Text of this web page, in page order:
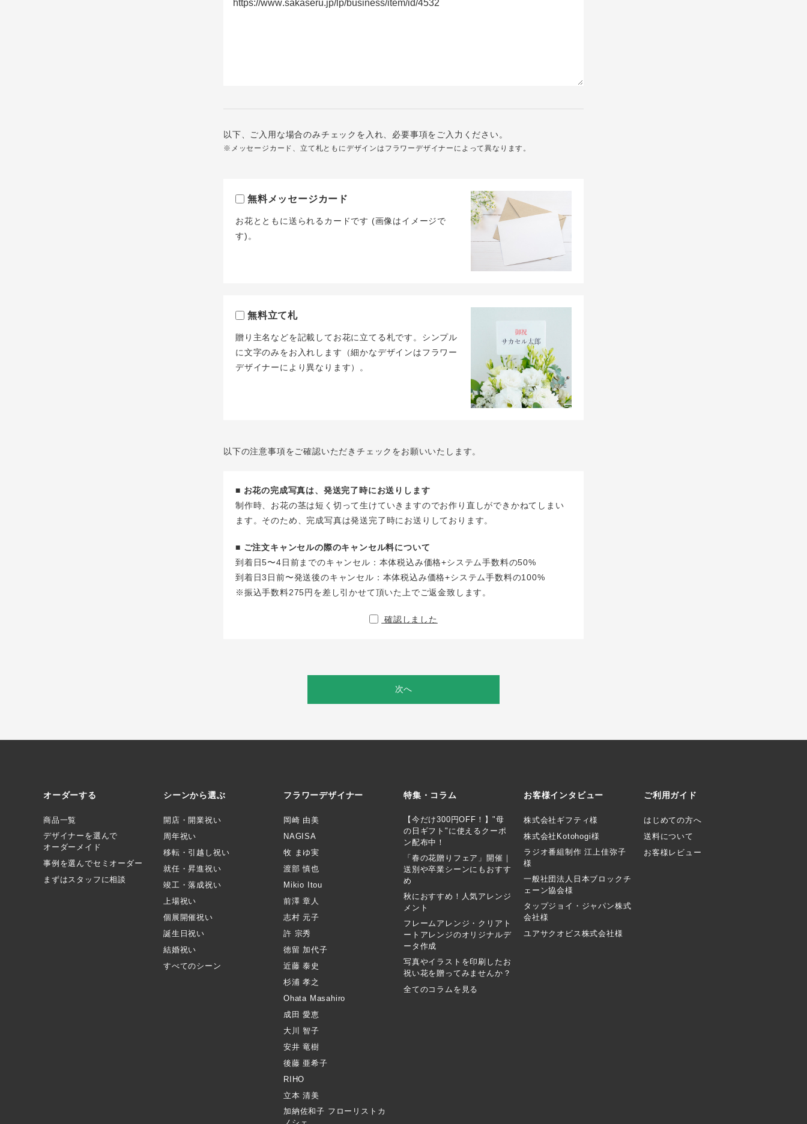
以下、ご入用な場合のみチェックを入れ、必要事項をご入力ください。
※メッセージカード、立て札ともにデザインはフラワーデザイナーによって異なります。
無料メッセージカード
お花とともに送られるカードです (画像はイメージで
す)。
無料立て札
贈り主名などを記載してお花に立てる札です。シンプル
に文字のみをお入れします（細かなデザインはフラワー
デザイナーにより異なります）。
以下の注意事項をご確認いただきチェックをお願いいたします。
■ お花の完成写真は、発送完了時にお送りします
制作時、お花の茎は短く切って生けていきますのでお作り直しができかねてしまい
ます。そのため、完成写真は発送完了時にお送りしております。
■ ご注文キャンセルの際のキャンセル料について
到着日5〜4日前までのキャンセル：本体税込み価格+システム手数料の50%
到着日3日前〜発送後のキャンセル：本体税込み価格+システム手数料の100%
※振込手数料275円を差し引かせて頂いた上でご返金致します。
確認しました
次へ
オーダーする
商品一覧
デザイナーを選んで
オーダーメイド
事例を選んでセミオーダー
まずはスタッフに相談
シーンから選ぶ
開店・開業祝い
周年祝い
移転・引越し祝い
就任・昇進祝い
竣工・落成祝い
上場祝い
個展開催祝い
誕生日祝い
結婚祝い
すべてのシーン
フラワーデザイナー
岡崎 由美
NAGISA
牧 まゆ実
渡部 慎也
Mikio Itou
前澤 章人
志村 元子
許 宗秀
徳留 加代子
近藤 泰史
杉浦 孝之
Ohata Masahiro
成田 愛恵
大川 智子
安井 竜樹
後藤 亜希子
RIHO
立本 清美
加納佐和子 フローリストカ
特集・コラム
【今だけ300円OFF！】"母
の日ギフト"に使えるクーポ
ン配布中！
「春の花贈りフェア」開催｜
送別や卒業シーンにもおすす
め
秋におすすめ！人気アレンジ
メント
フレームアレンジ・クリアト
ートアレンジのオリジナルデ
ータ作成
写真やイラストを印刷したお
祝い花を贈ってみませんか？
全てのコラムを見る
お客様インタビュー
株式会社ギフティ様
株式会社Kotohogi様
ラジオ番組制作 江上佳弥子
様
一般社団法人日本ブロックチ
ェーン協会様
タップジョイ・ジャパン株式
会社様
ユアサクオビス株式会社様
ご利用ガイド
はじめての方へ
送料について
お客様レビュー